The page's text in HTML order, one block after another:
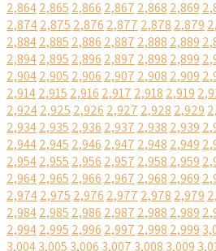
2,8642,865 2,866 2,867 2,868 2,869
2,8742,875 2,876 2,877 2,878 2,879
2,8842,885 2,886 2,887 2,888 2,889
2,8942,895 2,896 2,897 2,898 2,899
2,9042,905 2,906 2,907 2,908 2,909
2,9142,915 2,916 2,917 2,918 2,919
2,9242,925 2,926 2,927 2,928 2,929
2,9342,935 2,936 2,937 2,938 2,939
2,9442,945 2,946 2,947 2,948 2,949
2,9542,955 2,956 2,957 2,958 2,959
2,9642,965 2,966 2,967 2,968 2,969
2,9742,975 2,976 2,977 2,978 2,979
2,9842,985 2,986 2,987 2,988 2,989
2,9942,995 2,996 2,997 2,998 2,999
3,0043,005 3,006 3,007 3,008 3,009